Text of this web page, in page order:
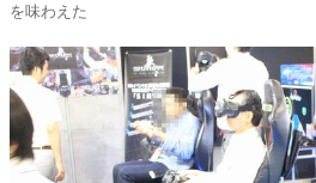
を味わえた